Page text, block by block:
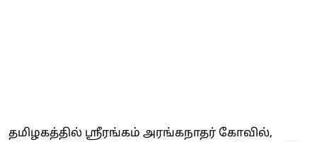
தமிழகத்தில் ஸ்ரீரங்கம் அரங்கநாதர் கோவில்,